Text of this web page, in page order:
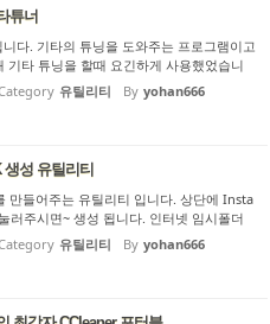
튜너
다. 기타의 튜닝을 도와주는 프로그램이고
기타 튜닝을 할때 요긴하게 사용했었습니
자에 기타줄을 튕기면 게이지가 반응해서
무설치 프로그램이며 압축을 풀고 바로 실
유틸리티 By yohan666
성 유틸리티
만들어주는 유틸리티 입니다. 상단에 Insta
러주시면~ 생성 됩니다. 인터넷 임시폴더
쾌적한 인터넷 서핑을 할 수 있습니다. 다
유틸리티 By yohan666